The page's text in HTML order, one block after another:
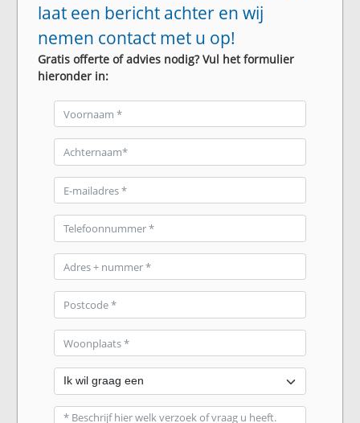
laat een bericht achter en wij
nemen contact met u op!
Gratis offerte of advies nodig? Vul het formulier
hieronder in: